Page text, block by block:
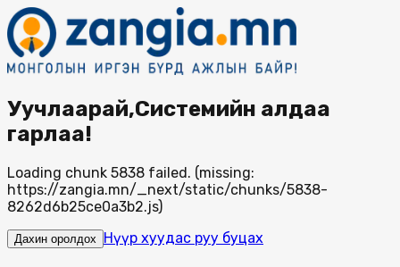
Уучлаарай,Системийн алдаа
гарлаа!
Loading chunk 5838 failed. (missing:
https://zangia.mn/_next/static/chunks/5838-
8262d6b25ce0a3b2.js)
Дахин оролдох Нүүр хуудас руу буцах